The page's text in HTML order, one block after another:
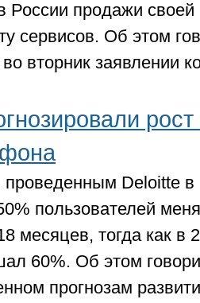
России продажи своей
сервисов. Об этом
вторник заявлении
Deloitte в
пользователей
месяцев, тогда как в
60%. Об этом
прогнозам